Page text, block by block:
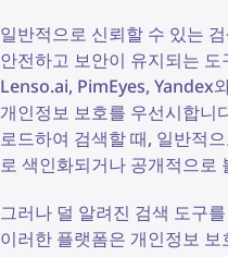
일반적으로 신뢰할 수 있는
안전하고 보안이 유지되는
Lenso.ai, PimEyes, Yandex
개인정보 보호를 우선시합니
로드하여 검색할 때, 일반적
로 색인화되거나 공개적으로
그러나 덜 알려진 검색 도구
이러한 플랫폼은 개인정보